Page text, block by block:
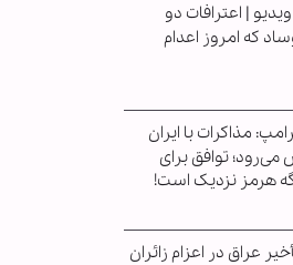
ویدیو | اعترافات دو
که امروز اعدام
مذاکرات با ایران
توافق برای
هرمز نزدیک است!
عراق در اعزام زائران